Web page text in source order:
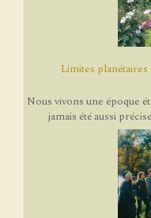
Limites planétaires
Nous vivons une époque
jamais été aussi